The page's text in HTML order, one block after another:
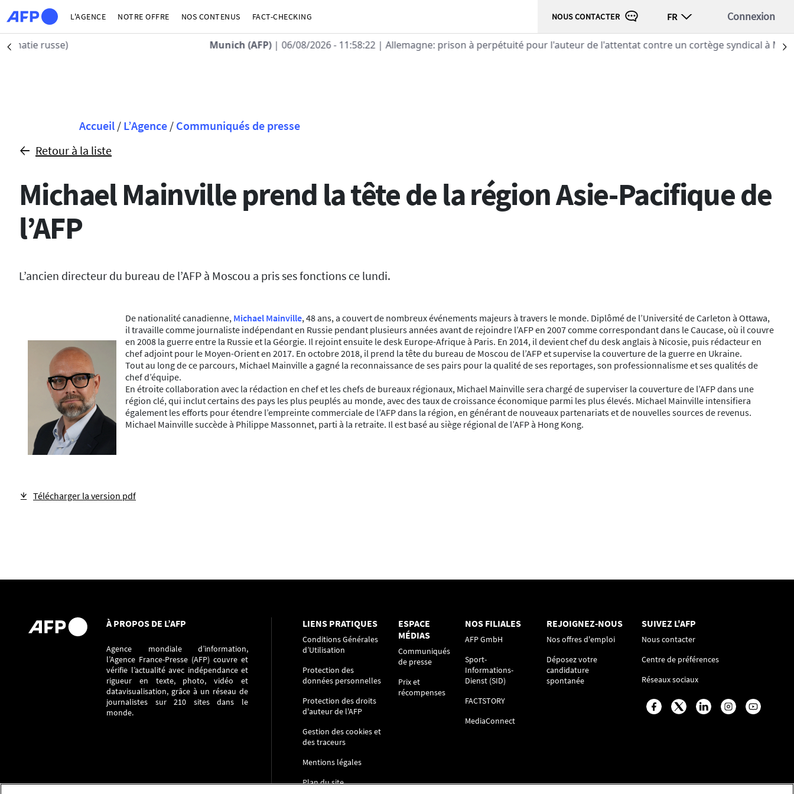
Aller au contenu principal
L'AGENCE NOTRE OFFRE NOS CONTENUS FACT-CHECKING NOUS CONTACTER FR Connexion
Précédent | 06/08/2026 - 11:58:22| Allemagne: prison à perpétuité pour l'auteur de l'attentat contre un cortège syndical à Munich (tribunal)
Fil d'Ariane
Accueil / L’Agence / Communiqués de presse
Retour à la liste
Michael Mainville prend la tête de la région Asie-Pacifique de
l’AFP
L’ancien directeur du bureau de l’AFP à Moscou a pris ses fonctions ce lundi.
De nationalité canadienne, Michael Mainville, 48 ans, a couvert de nombreux événements majeurs à travers le monde. Diplômé de l’Université de Carleton à Ottawa,
il travaille comme journaliste indépendant en Russie pendant plusieurs années avant de rejoindre l’AFP en 2007 comme correspondant dans le Caucase, où il couvre
en 2008 la guerre entre la Russie et la Géorgie. Il rejoint ensuite le desk Europe-Afrique à Paris. En 2014, il devient chef du desk anglais à Nicosie, puis rédacteur en
chef adjoint pour le Moyen-Orient en 2017. En octobre 2018, il prend la tête du bureau de Moscou de l’AFP et supervise la couverture de la guerre en Ukraine.
Tout au long de ce parcours, Michael Mainville a gagné la reconnaissance de ses pairs pour la qualité de ses reportages, son professionnalisme et ses qualités de
chef d’équipe.
En étroite collaboration avec la rédaction en chef et les chefs de bureaux régionaux, Michael Mainville sera chargé de superviser la couverture de l’AFP dans une
région clé, qui inclut certains des pays les plus peuplés au monde, avec des taux de croissance économique parmi les plus élevés. Michael Mainville intensifiera
également les efforts pour étendre l’empreinte commerciale de l’AFP dans la région, en générant de nouveaux partenariats et de nouvelles sources de revenus.
Michael Mainville succède à Philippe Massonnet, parti à la retraite. Il est basé au siège régional de l’AFP à Hong Kong.
Télécharger la version pdf
À PROPOS DE L’AFP
Agence mondiale d’information,
l’Agence France-Presse (AFP) couvre et
vérifie l’actualité avec indépendance et
rigueur en texte, photo, vidéo et
datavisualisation, grâce à un réseau de
journalistes sur 210 sites dans le
monde.
LIENS PRATIQUES
Conditions Générales
d’Utilisation
Protection des
données personnelles
Protection des droits
d'auteur de l'AFP
Gestion des cookies et
des traceurs
Mentions légales
Plan du site
ESPACE
MÉDIAS
Communiqués
de presse
Prix et
récompenses
NOS FILIALES
AFP GmbH
Sport-
Informations-
Dienst (SID)
FACTSTORY
MediaConnect
REJOIGNEZ-NOUS
Nos offres d'emploi
Déposez votre
candidature
spontanée
SUIVEZ L'AFP
Nous contacter
Centre de préférences
Réseaux sociaux